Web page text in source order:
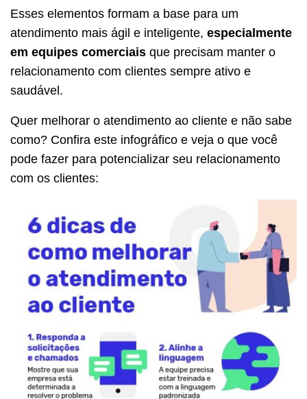
Esses elementos formam a base para um
atendimento mais ágil e inteligente, especialmente
em equipes comerciais que precisam manter o
relacionamento com clientes sempre ativo e
saudável.
Quer melhorar o atendimento ao cliente e não sabe
como? Confira este infográfico e veja o que você
pode fazer para potencializar seu relacionamento
com os clientes: